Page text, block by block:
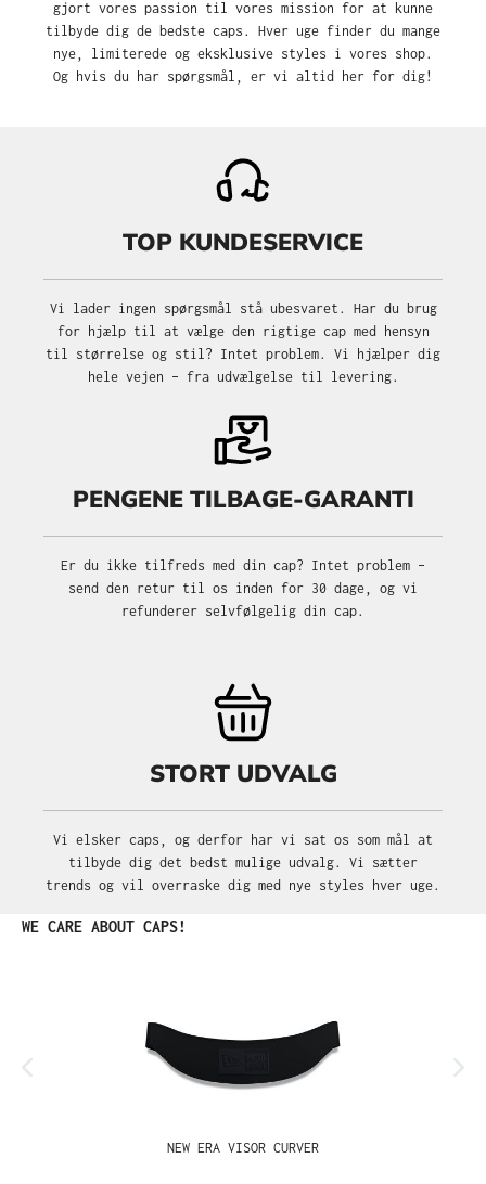
gjort vores passion til vores mission for at kunne
tilbyde dig de bedste caps. Hver uge finder du mange
nye, limiterede og eksklusive styles i vores shop.
Og hvis du har spørgsmål, er vi altid her for dig!
TOP KUNDESERVICE
Vi lader ingen spørgsmål stå ubesvaret. Har du brug
for hjælp til at vælge den rigtige cap med hensyn
til størrelse og stil? Intet problem. Vi hjælper dig
hele vejen – fra udvælgelse til levering.
PENGENE TILBAGE-GARANTI
Er du ikke tilfreds med din cap? Intet problem –
send den retur til os inden for 30 dage, og vi
refunderer selvfølgelig din cap.
STORT UDVALG
Vi elsker caps, og derfor har vi sat os som mål at
tilbyde dig det bedst mulige udvalg. Vi sætter
trends og vil overraske dig med nye styles hver uge.
Spring produktgalleriet over
WE CARE ABOUT CAPS!
NEW ERA VISOR CURVER